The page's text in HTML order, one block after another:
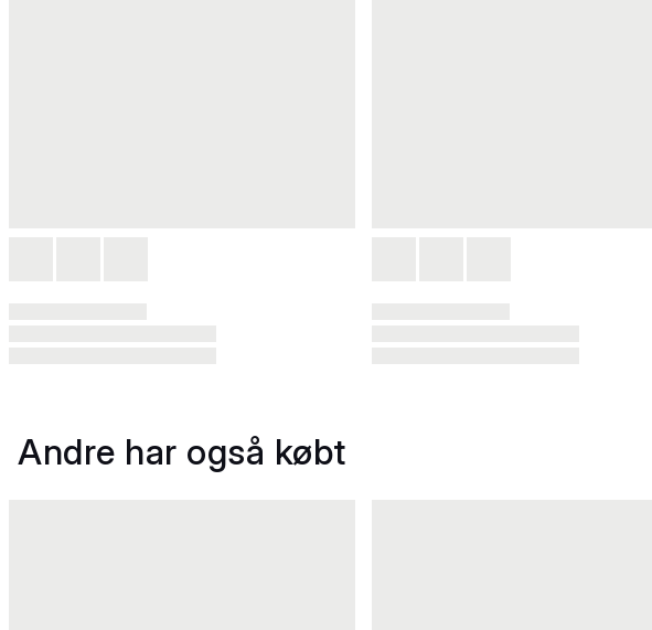
Andre har også købt